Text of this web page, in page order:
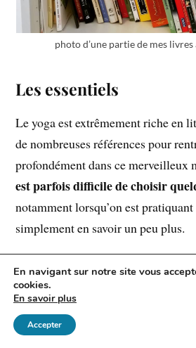
photo d’une partie de mes
Les essentiels
Le yoga est extrêmement riche en
de nombreuses références pour
profondément dans ce merveilleux
est parfois difficile de choisir
notamment lorsqu’on est
simplement en savoir un peu plus.
Dans cet article, je vous propose un
quelques essentiels et un peu plus,
francophones
avoir accès à encore plus de
En navigant sur notre site vous
cookies.
En savoir plus
Accepter